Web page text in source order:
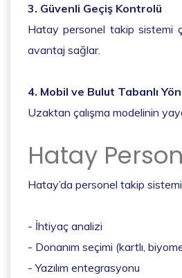
3. Güvenli Geçiş Kontrolü
Hatay personel takip sistemi
avantaj sağlar.
4. Mobil ve Bulut Tabanlı
Uzaktan çalışma modelinin
Hatay
Hatay’da personel takip sistemi
- İhtiyaç analizi
- Donanım seçimi (kartlı,
- Yazılım entegrasyonu